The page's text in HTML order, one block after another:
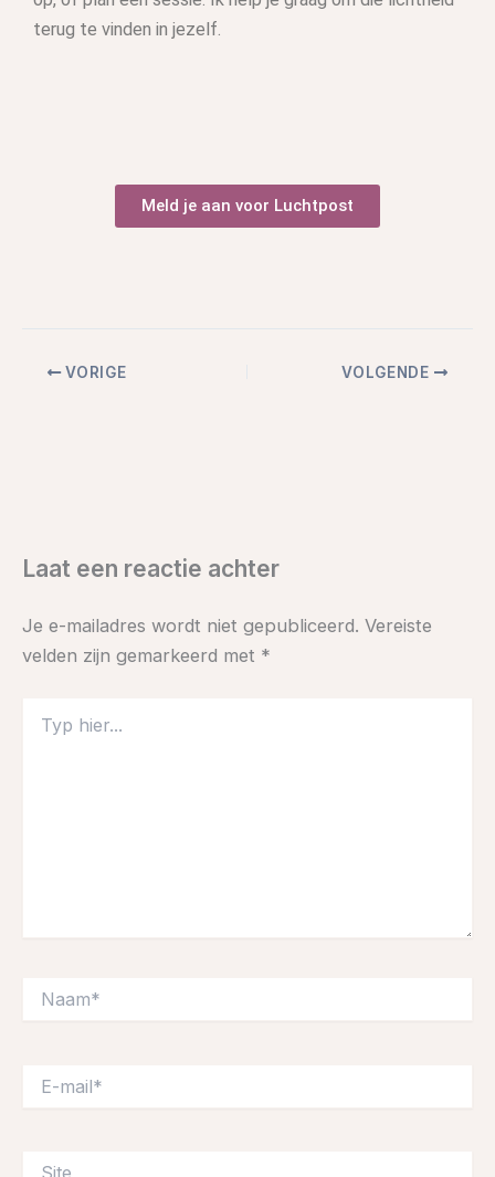
terug te vinden in jezelf.
Meld je aan voor Luchtpost
VORIGE VOLGENDE
Laat een reactie achter
Je e-mailadres wordt niet gepubliceerd. Vereiste
velden zijn gemarkeerd met *
hier...
mail*